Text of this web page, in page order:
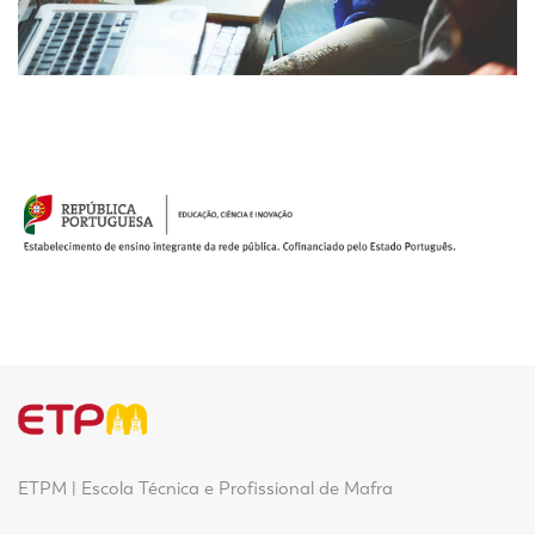
ETPM | Escola Técnica e Profissional de Mafra